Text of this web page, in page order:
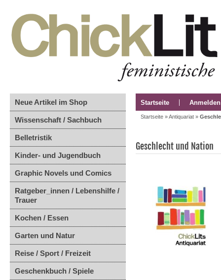
Neue Artikel im Shop
Wissenschaft / Sachbuch
Belletristik
Kinder- und Jugendbuch
Graphic Novels und Comics
Ratgeber_innen / Lebenshilfe /
Trauer
Kochen / Essen
Garten und Natur
Reise / Sport / Freizeit
Geschenkbuch / Spiele
Startseite Anmelden
Startseite »Antiquariat »
Geschlecht und Nation